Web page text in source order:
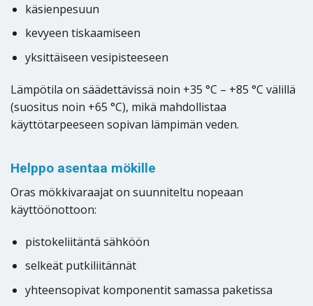
käsienpesuun
kevyeen tiskaamiseen
yksittäiseen vesipisteeseen
Lämpötila on säädettävissä noin +35 °C – +85 °C välillä
(suositus noin +65 °C), mikä mahdollistaa
käyttötarpeeseen sopivan lämpimän veden.
Helppo asentaa mökille
Oras mökkivaraajat on suunniteltu nopeaan
käyttöönottoon:
pistokeliitäntä sähköön
selkeät putkiliitännät
yhteensopivat komponentit samassa paketissa